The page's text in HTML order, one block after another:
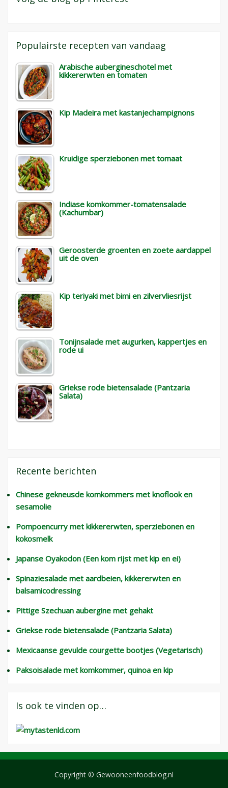
Populairste recepten van vandaag
Arabische aubergineschotel met
kikkererwten en tomaten
Kip Madeira met kastanjechampignons
Kruidige sperziebonen met tomaat
Indiase komkommer-tomatensalade
(Kachumbar)
Geroosterde groenten en zoete aardappel
uit de oven
Kip teriyaki met bimi en zilvervliesrijst
Tonijnsalade met augurken, kappertjes en
rode ui
Griekse rode bietensalade (Pantzaria
Salata)
Recente berichten
Chinese gekneusde komkommers met knoflook en
sesamolie
Pompoencurry met kikkererwten, sperziebonen en
kokosmelk
Japanse Oyakodon (Een kom rijst met kip en ei)
Spinaziesalade met aardbeien, kikkererwten en
balsamicodressing
Pittige Szechuan aubergine met gehakt
Griekse rode bietensalade (Pantzaria Salata)
Mexicaanse gevulde courgette bootjes (Vegetarisch)
Paksoisalade met komkommer, quinoa en kip
Is ook te vinden op…
Copyright © Gewooneenfoodblog.nl